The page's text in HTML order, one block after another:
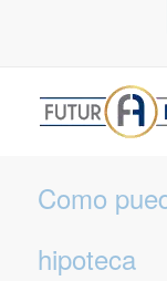
Como
hipoteca